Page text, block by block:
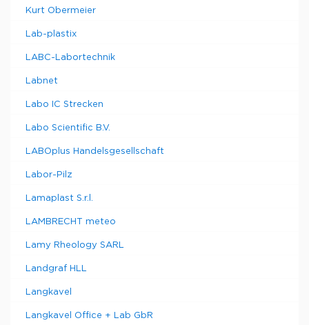
Kurt Obermeier
Lab-plastix
LABC-Labortechnik
Labnet
Labo IC Strecken
Labo Scientific B.V.
LABOplus Handelsgesellschaft
Labor-Pilz
Lamaplast S.r.l.
LAMBRECHT meteo
Lamy Rheology SARL
Landgraf HLL
Langkavel
Langkavel Office + Lab GbR